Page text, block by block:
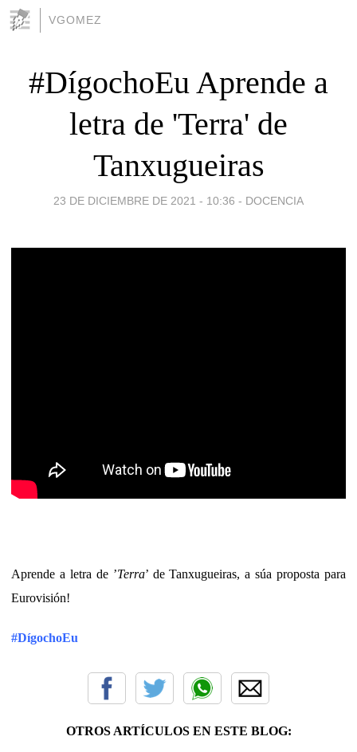
VGOMEZ
#DígochoEu Aprende a
letra de 'Terra' de
Tanxugueiras
23 DE DICIEMBRE DE 2021 - 10:36 - DOCENCIA
Aprende a letra de ’Terra’ de Tanxugueiras, a súa proposta para
Eurovisión!
#DígochoEu
OTROS ARTÍCULOS EN ESTE BLOG: